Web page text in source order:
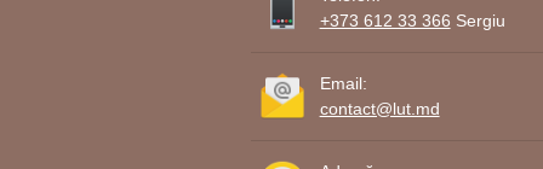
+373 612 33 366 Sergiu
Email:
contact@lut.md